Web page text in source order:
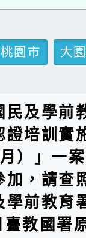
桃園市
大
民及學前
證培訓實
）」一
加，請查
學前教育
教國署